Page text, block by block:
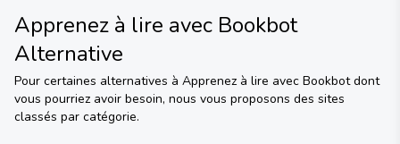
Apprenez à lire avec Bookbot
Alternative
Pour certaines alternatives à Apprenez à lire avec Bookbotdont
vous pourriez avoir besoin, nous vous proposons des sites
classés par catégorie.